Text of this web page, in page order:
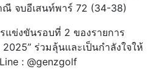
จบอีเสนท์พาร์ 72 (34-38)
แข่งขันรอบที่ 2 ของรายการ
ร่วมลุ้นและเป็นกำลังใจให้
: @genzgolf